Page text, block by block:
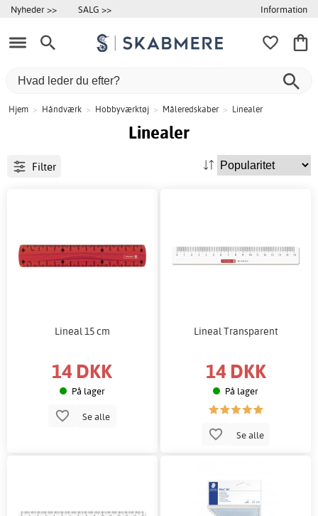
Nyheder >> SALG >> Information
Hjem > Håndværk > Hobbyværktøj > Måleredskaber > Linealer
Linealer
Filter
Lineal 15 cm
14 DKK
På lager
Se alle
Lineal Transparent
14 DKK
På lager
Se alle